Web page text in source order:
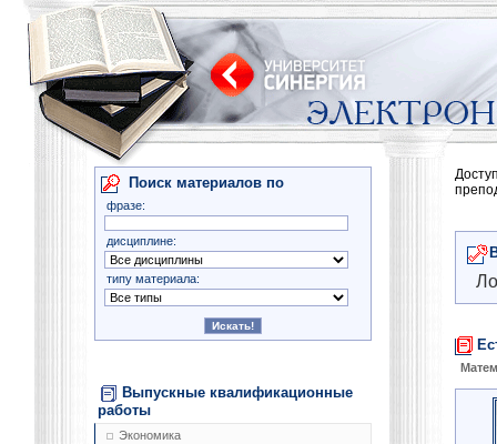
Поиск материалов по
фразе:
дисциплине:
типу материала:
Выпускные квалификационные
работы
Экономика